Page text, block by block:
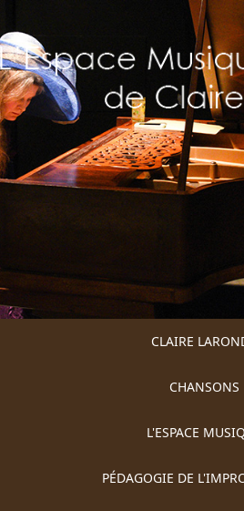
CLAIRE
CHANSONS
L'ESPACE
PÉDAGOGIE DE